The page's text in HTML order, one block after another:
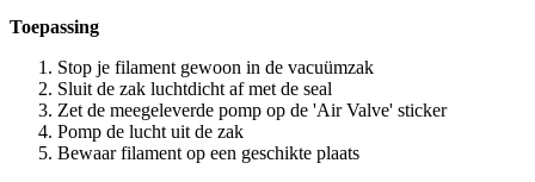
Toepassing
Stop je filament gewoon in de vacuümzak
Sluit de zak luchtdicht af met de seal
Zet de meegeleverde pomp op de 'Air Valve' sticker
Pomp de lucht uit de zak
Bewaar filament op een geschikte plaats